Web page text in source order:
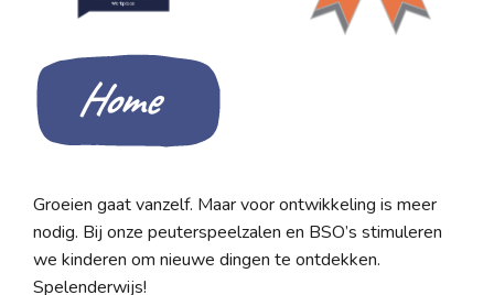
Home
Groeien gaat vanzelf. Maar voor ontwikkeling is meer
nodig. Bij onze peuterspeelzalen en BSO’s stimuleren
we kinderen om nieuwe dingen te ontdekken.
Spelenderwijs!